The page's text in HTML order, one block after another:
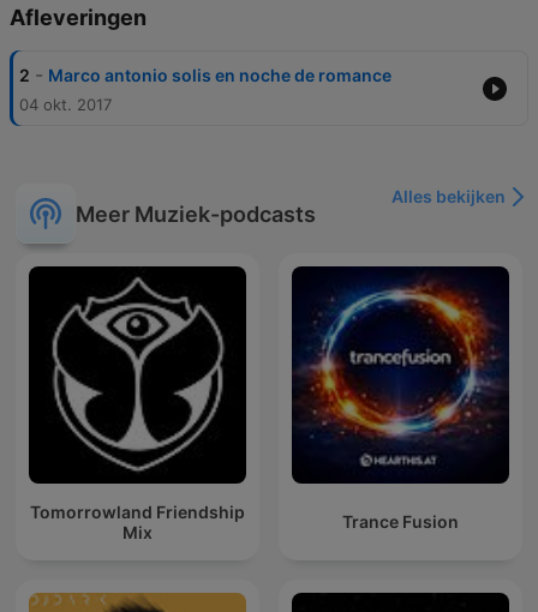
Afleveringen
2 - Marco antonio solis en noche de romance
04 okt. 2017
Meer Muziek-podcasts
Alles bekijken
Tomorrowland Friendship
Mix
Trance Fusion